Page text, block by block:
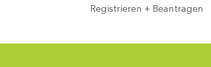
Registrieren + Beantragen